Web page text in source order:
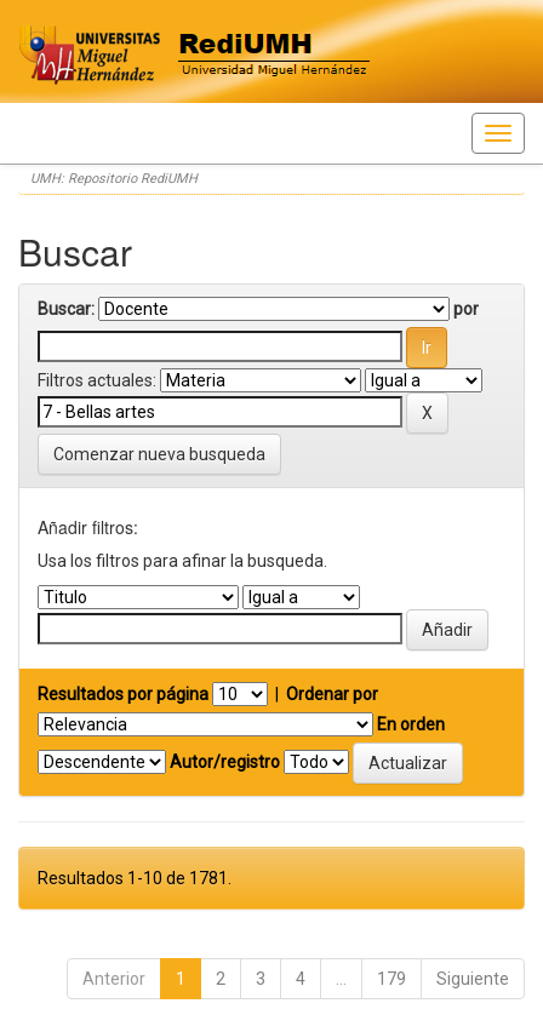
Skip
navigation
UMH: Repositorio RediUMH
Buscar
Buscar: por
Filtros actuales:
Comenzar nueva busqueda
Añadir filtros:
Usa los filtros para afinar la busqueda.
Resultados por página
Ordenar por
En orden
Autor/registro
Resultados 1-10 de 1781.
Anterior 1 2 3 4 179 Siguiente